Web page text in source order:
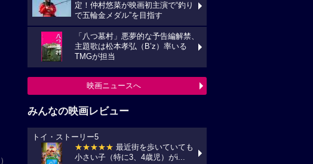
）
定！仲村悠菜が映画初主演で“釣り
で五輪金メダル”を目指す
「八つ墓村」悪夢的な予告編解禁、
主題歌は松本孝弘（B’z）率いる
TMGが担当
映画ニュースへ
みんなの映画レビュー
トイ・ストーリー5
★★★★★ 最近街を歩いていても
小さい子（特に3、4歳児）がi...